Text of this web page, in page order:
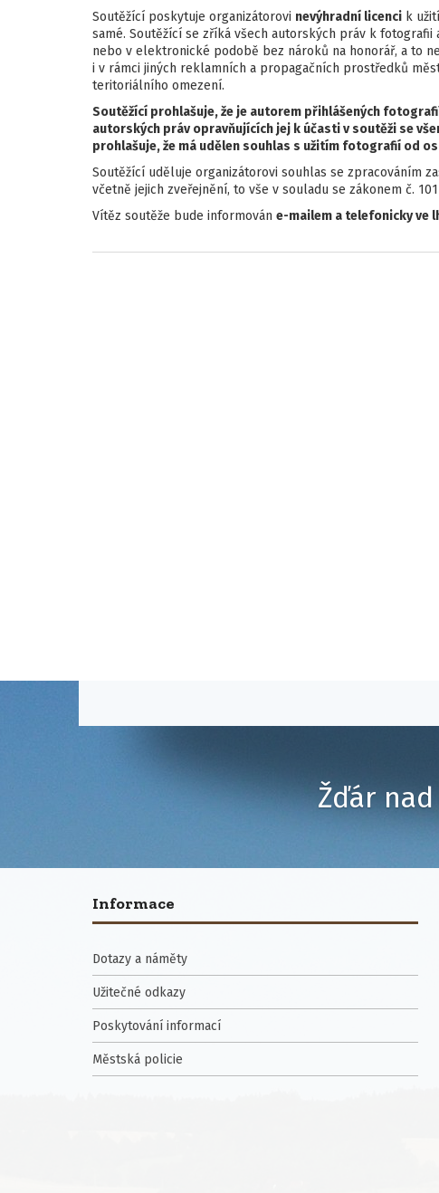
Soutěžící poskytuje organizátorovi nevýhradní licenci k
samé. Soutěžící se zříká všech autorských práv k
nebo v elektronické podobě bez nároků na honorář, a to
i v rámci jiných reklamních a propagačních prostředků
teritoriálního omezení.
Soutěžící prohlašuje, že je autorem přihlášených
autorských práv opravňujících jej k účasti v soutěži se
prohlašuje, že má udělen souhlas s užitím fotografií od
Soutěžící uděluje organizátorovi souhlas se zpracováním
včetně jejich zveřejnění, to vše v souladu se zákonem č.
Vítěz soutěže bude informován e-mailem a telefonicky ve
Žďár
Informace
Dotazy a náměty
Užitečné odkazy
Poskytování informací
Městská policie